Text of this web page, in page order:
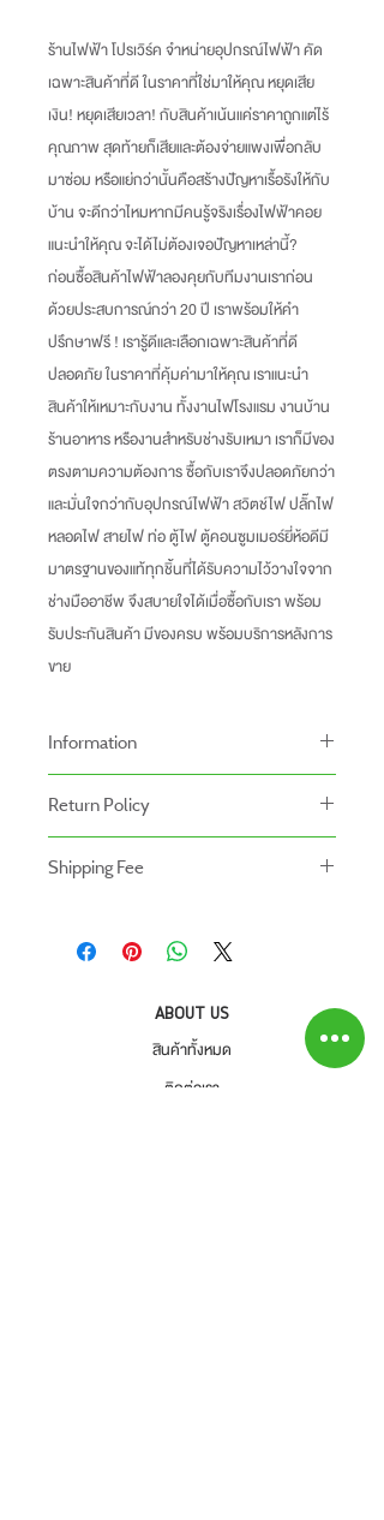
ร้านไฟฟ้า โปรเวิร์ค จำหน่ายอุปกรณ์ไฟฟ้า คัด
เฉพาะสินค้าที่ดี ในราคาที่ใช่มาให้คุณ หยุดเสีย
เงิน!หยุดเสียเวลา!กับสินค้าเน้นแค่ราคาถูกแต่ไร้
คุณภาพ สุดท้ายก็เสียและต้องจ่ายแพงเพื่อกลับ
มาซ่อม หรือแย่กว่านั้นคือสร้างปัญหาเรื้อรังให้กับ
บ้าน จะดีกว่าไหมหากมีคนรู้จริงเรื่องไฟฟ้าคอย
แนะนำให้คุณ จะได้ไม่ต้องเจอปัญหาเหล่านี้?
ก่อนซื้อสินค้าไฟฟ้าลองคุยกับทีมงานเราก่อน
ด้วยประสบการณ์กว่า20ปี เราพร้อมให้คำ
ปรึกษาฟรี! เรารู้ดีและเลือกเฉพาะสินค้าที่ดี
ปลอดภัย ในราคาที่คุ้มค่ามาให้คุณ เราแนะนำ
สินค้าให้เหมาะกับงาน ทั้งงานไฟโรงแรม งานบ้าน
ร้านอาหาร หรืองานสำหรับช่างรับเหมา เราก็มีของ
ตรงตามความต้องการ ซื้อกับเราจึงปลอดภัยกว่า
และมั่นใจกว่ากับอุปกรณ์ไฟฟ้า สวิตช์ไฟ ปลั๊กไฟ
หลอดไฟ สายไฟ ท่อ ตู้ไฟ ตู้คอนซูมเมอร์ยี่ห้อดีมี
มาตรฐานของแท้ทุกชิ้นที่ได้รับความไว้วางใจจาก
ช่างมืออาชีพ จึงสบายใจได้เมื่อซื้อกับเรา พร้อม
รับประกันสินค้า มีของครบ พร้อมบริการหลังการ
ขาย
Information
หน้าร้านและสาขาของเรา
-ระยะเวลารับประกันสินค้าบนเว็ปไซท์อาจจะแตก
ต่างจากการซื้อสินค้าหน้าร้าน
Return Policy
- สินค้าสามารถคืนได้ภายใน 7 วัน หลังจากรับ
- สินค้าต้องอยู่ในสภาพที่สมบูรณ์ พร้อมกล่อง
- ค่าขนส่งจะไม่สามารถคืนเงินได้
- สินค้าโปรโมชั่นไม่สามารถคืนได้
- กรุณาส่งสินค้ากลับที่
Shipping Fee
ค่าจัดส่ง
ABOUT US
สินค้าทั้งหมด
ติดต่อเรา